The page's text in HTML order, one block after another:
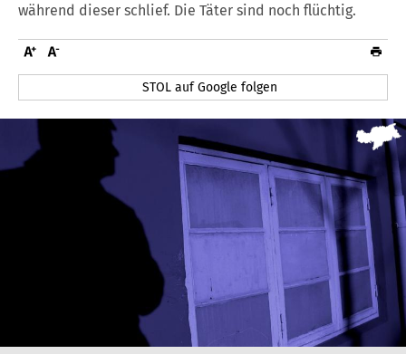
während dieser schlief. Die Täter sind noch flüchtig.
STOL auf Google folgen